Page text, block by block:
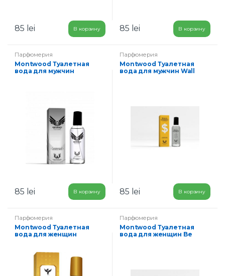
85 lei В корзину 85 lei В корзину
Парфюмерия
Montwood Туалетная
вода для мужчин
85 lei В корзину
Парфюмерия
Montwood Туалетная
вода для мужчин Wall
85 lei В корзину
Парфюмерия
Montwood Туалетная
вода для женщин
Парфюмерия
Montwood Туалетная
вода для женщин Be